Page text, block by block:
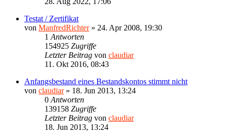
Testat / Zertifikat
von ManfredRichter» 24. Apr 2008, 19:30
1 Antworten
154925 Zugriffe
Letzter Beitrag von claudiar
11. Okt 2016, 08:43
Anfangsbestand eines Bestandskontos stimmt nicht
von claudiar» 18. Jun 2013, 13:24
0 Antworten
139158 Zugriffe
Letzter Beitrag von claudiar
18. Jun 2013, 13:24